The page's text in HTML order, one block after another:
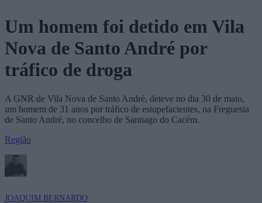
Um homem foi detido em Vila
Nova de Santo André por
tráfico de droga
A GNR de Vila Nova de Santo André, deteve no dia 30 de maio,
um homem de 31 anos por tráfico de estupefacientes, na Freguesia
de Santo André, no concelho de Santiago do Cacém.
Região
JOAQUIM BERNARDO